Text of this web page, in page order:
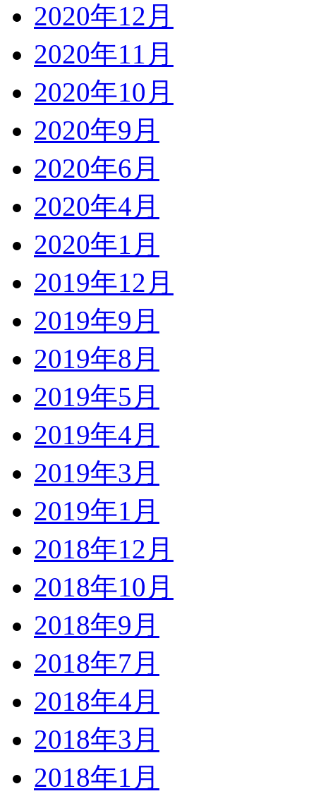
2020年12月
2020年11月
2020年10月
2020年9月
2020年6月
2020年4月
2020年1月
2019年12月
2019年9月
2019年8月
2019年5月
2019年4月
2019年3月
2019年1月
2018年12月
2018年10月
2018年9月
2018年7月
2018年4月
2018年3月
2018年1月